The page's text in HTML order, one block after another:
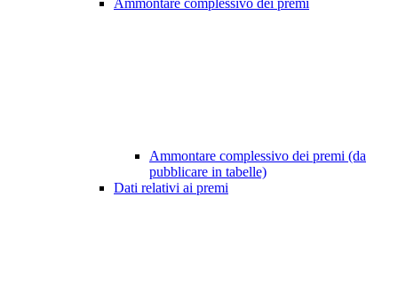
Ammontare complessivo dei premi
Ammontare complessivo dei premi (da
pubblicare in tabelle)
Dati relativi ai premi